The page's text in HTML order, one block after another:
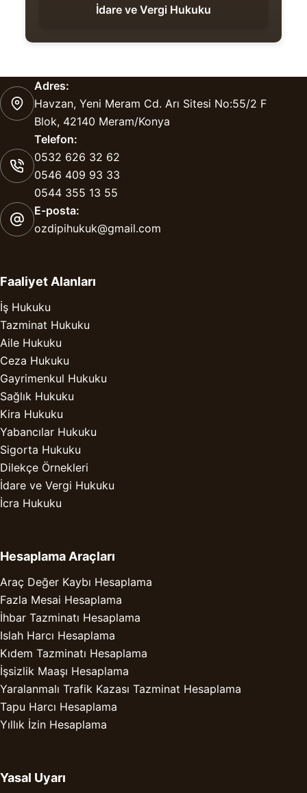
İdare ve Vergi Hukuku
Adres:
Havzan, Yeni Meram Cd. Arı Sitesi No:55/2 F
Blok, 42140 Meram/Konya
Telefon:
0532 626 32 62
0546 409 93 33
0544 355 13 55
E-posta:
ozdipihukuk@gmail.com
Faaliyet Alanları
İş Hukuku
Tazminat Hukuku
Aile Hukuku
Ceza Hukuku
Gayrimenkul Hukuku
Sağlık Hukuku
Kira Hukuku
Yabancılar Hukuku
Sigorta Hukuku
Dilekçe Örnekleri
İdare ve Vergi Hukuku
İcra Hukuku
Hesaplama Araçları
Araç Değer Kaybı Hesaplama
Fazla Mesai Hesaplama
İhbar Tazminatı Hesaplama
Islah Harcı Hesaplama
Kıdem Tazminatı Hesaplama
İşsizlik Maaşı Hesaplama
Yaralanmalı Trafik Kazası Tazminat Hesaplama
Tapu Harcı Hesaplama
Yıllık İzin Hesaplama
Yasal Uyarı